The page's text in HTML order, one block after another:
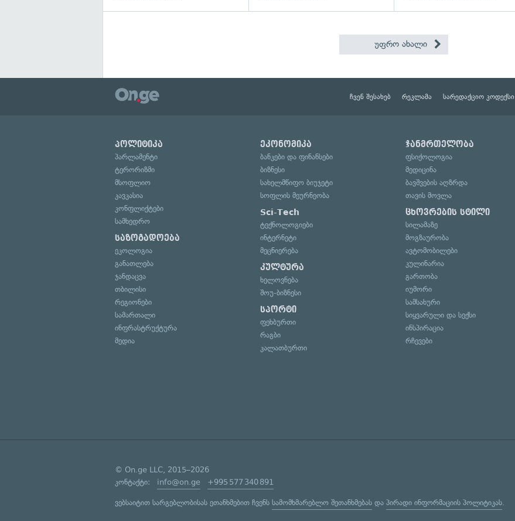
უფრო ახალი
ჩვენ შესახებ რეკლამა სარედაქციო კოდექსი
პოლიტიკა
პარლამენტი
ტერორიზმი
მსოფლიო
კავკასია
კონფლიქტები
სამხედრო
საზოგადოება
ეკოლოგია
განათლება
ჯანდაცვა
თბილისი
რეგიონები
სამართალი
ინფრასტრუქტურა
მედია
ეკონომიკა
ბანკები და ფინანსები
ბიზნესი
სახელმწიფო ბიუჯეტი
სოფლის მეურნეობა
Sci-Tech
ტექნოლოგიები
ინტერნეტი
მეცნიერება
კულტურა
ხელოვნება
შოუ-ბიზნესი
სპორტი
ფეხბურთი
რაგბი
კალათბურთი
ჯანმრთელობა
ფსიქოლოგია
მედიცინა
ბავშვების აღზრდა
თავის მოვლა
ცხოვრების სტილი
სილამაზე
მოგზაურობა
ავტომობილები
კულინარია
გართობა
იუმორი
სამსახური
სიყვარული და სექსი
ინსპირაცია
რჩევები
© On.ge LLC, 2015–2026
კონტაქტი: info@on.ge +995 577 340 891
ვებსაიტით სარგებლობისას ეთანხმებით ჩვენს სამომხმარებლო შეთანხმებას და პირადი ინფორმაციის პოლიტიკას.